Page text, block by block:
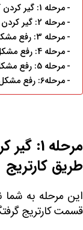
مرحله 1: گیر کردن کاغذ در پرینتر hp 1020 از طریق کارتریج
مرحله 2: گیر کردن کاغذ در پرینتر hp 1020 از ریست کردن
مرحله 3: رفع مشکل گیر کردن کاغذ از طریق کارتریج کاغذ
مرحله 4: رفع مشکل گرفتگی کاغذ از طریق درایور
مرحله 5: رفع مشکل گرفتگی کاغذ از طریق تمیز کردن
مرحله6: رفع مشکل گرفتگی کاغذ از طریق سرویس
طریق کارتریج
این مرحله به
قسمت کارتریج